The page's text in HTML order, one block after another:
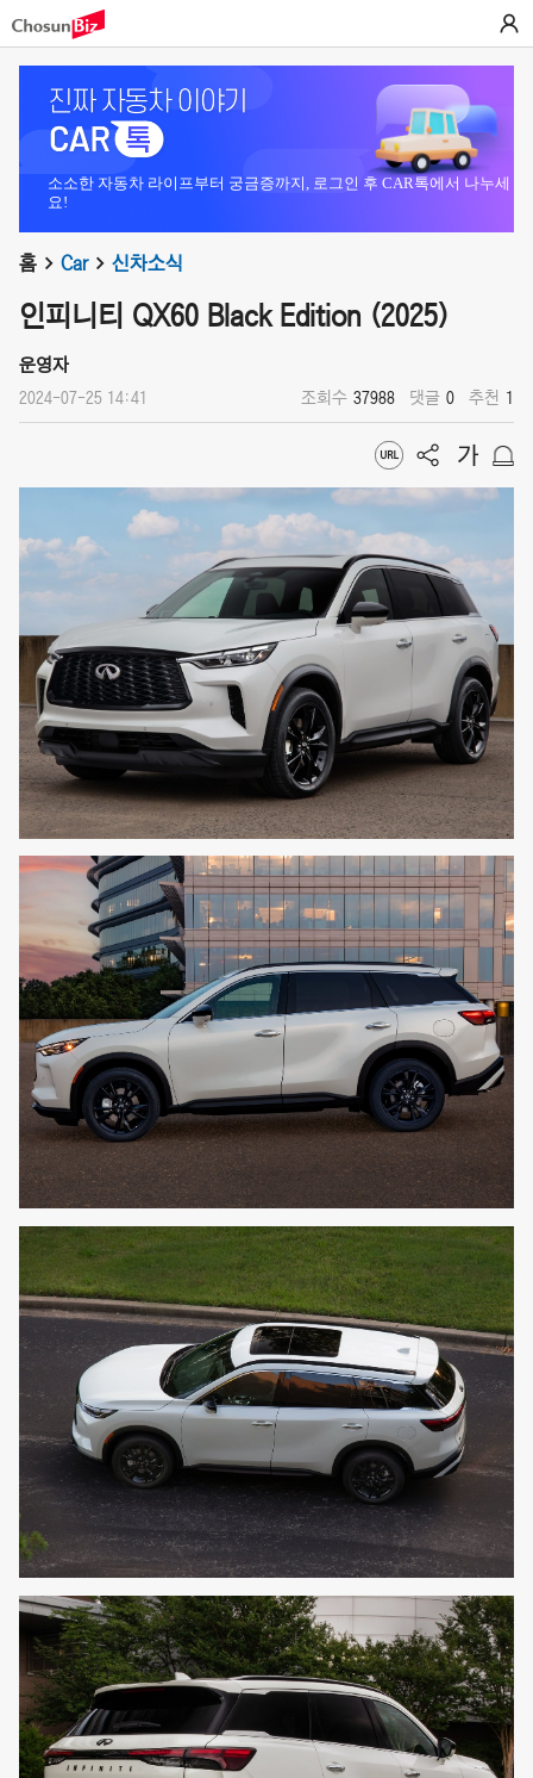
소소한 자동차 라이프부터 궁금증까지, 로그인 후 CAR톡에서 나누세
요!
홈 Car 신차소식
인피니티 QX60 Black Edition (2025)
운영자
2024-07-25 14:41 조회수 37988 댓글 0 추천 1